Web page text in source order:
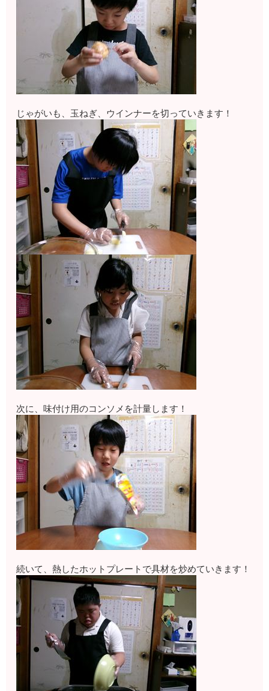
じゃがいも、玉ねぎ、ウインナーを切っていきます！
次に、味付け用のコンソメを計量します！
続いて、熱したホットプレートで具材を炒めていきます！